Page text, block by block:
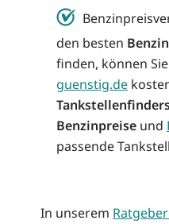
den besten
finden, können
guenstig.de
Benzinpreise und
passende
In unserem Ratgeber